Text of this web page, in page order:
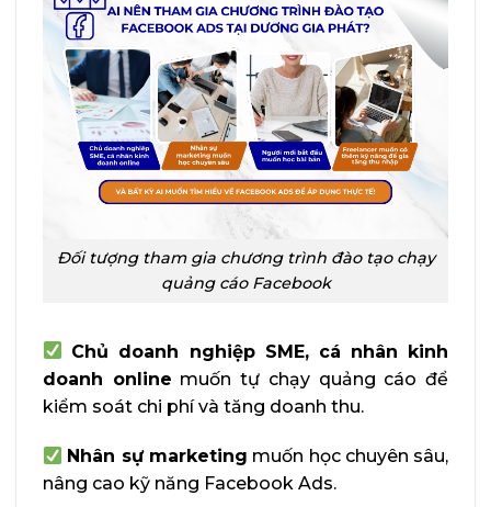
Đối tượng tham gia chương trình đào tạo chạy
quảng cáo Facebook
Chủ doanh nghiệp SME, cá nhân kinh
doanh online muốn tự chạy quảng cáo để
kiểm soát chi phí và tăng doanh thu.
Nhân sự marketing muốn học chuyên sâu,
nâng cao kỹ năng Facebook Ads.